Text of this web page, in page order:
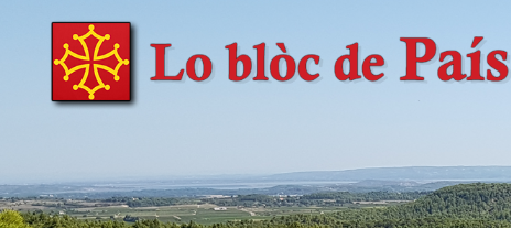
País Nòstre
Paratge e Convivència